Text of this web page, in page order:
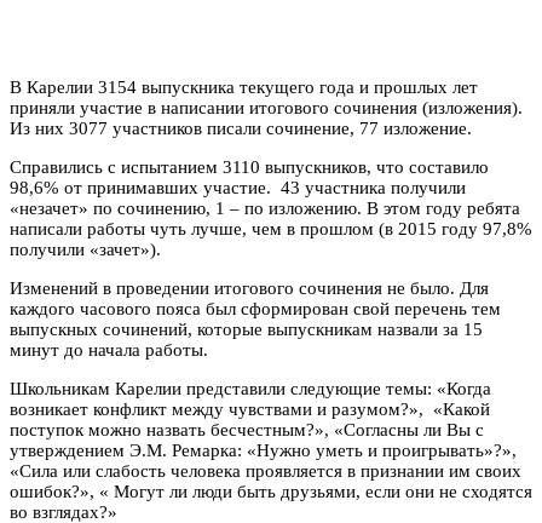
В Карелии 3154 выпускника текущего года и прошлых лет
приняли участие в написании итогового сочинения (изложения).
Из них 3077 участников писали сочинение, 77 изложение.
Справились с испытанием 3110 выпускников, что составило
98,6% от принимавших участие. 43 участника получили
«незачет» по сочинению, 1 – по изложению. В этом году ребята
написали работы чуть лучше, чем в прошлом (в 2015 году 97,8%
получили «зачет»).
Изменений в проведении итогового сочинения не было. Для
каждого часового пояса был сформирован свой перечень тем
выпускных сочинений, которые выпускникам назвали за 15
минут до начала работы.
Школьникам Карелии представили следующие темы: «Когда
возникает конфликт между чувствами и разумом?», «Какой
поступок можно назвать бесчестным?», «Согласны ли Вы с
утверждением Э.М. Ремарка: «Нужно уметь и проигрывать»?»,
«Сила или слабость человека проявляется в признании им своих
ошибок?», « Могут ли люди быть друзьями, если они не сходятся
во взглядах?»